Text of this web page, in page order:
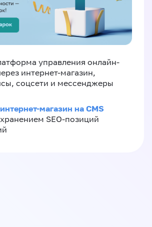
управления онлайн-
интернет-магазин,
соцсети и мессенджеры
магазин на CMS
SEO-позиций